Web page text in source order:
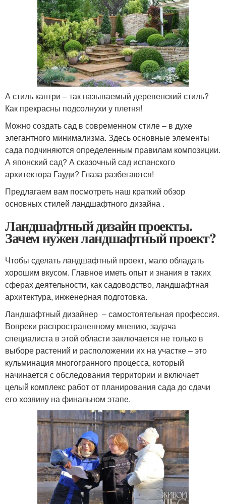
А стиль кантри – так называемый деревенский стиль?
Как прекрасны подсолнухи у плетня!
Можно создать сад в современном стиле – в духе
элегантного минимализма. Здесь основные элементы
сада подчиняются определенным правилам композиции.
А японский сад? А сказочный сад испанского
архитектора Гауди? Глаза разбегаются!
Предлагаем вам посмотреть наш краткий обзор
основных стилей ландшафтного дизайна .
Ландшафтный дизайн проекты.
Зачем нужен ландшафтный проект?
Чтобы сделать ландшафтный проект, мало обладать
хорошим вкусом. Главное иметь опыт и знания в таких
сферах деятельности, как садоводство, ландшафтная
архитектура, инженерная подготовка.
Ландшафтный дизайнер – самостоятельная профессия.
Вопреки распространенному мнению, задача
специалиста в этой области заключается не только в
выборе растений и расположении их на участке – это
кульминация многогранного процесса, который
начинается с обследования территории и включает
целый комплекс работ от планирования сада до сдачи
его хозяину на финальном этапе.